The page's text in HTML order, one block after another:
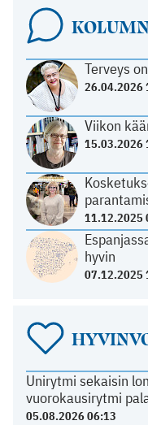
Terveys
26.04.2026
Viikon
15.03.2026
11.12.2025
hyvin
07.12.2025
Unirytmi sekaisin
vuorokausirytmi
05.08.2026 06:13